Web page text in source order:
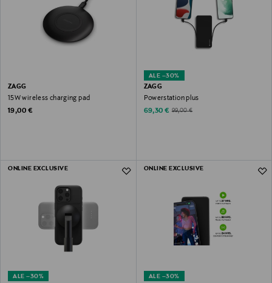
ZAGG
15W wireless charging pad
Original Price
19,00 €
ALE –30%
ZAGG
Powerstation plus
Discounted Price
69,30 € Original Price
99,00 €
ALE –30%
ONLINE EXCLUSIVE
ALE –30%
ONLINE EXCLUSIVE